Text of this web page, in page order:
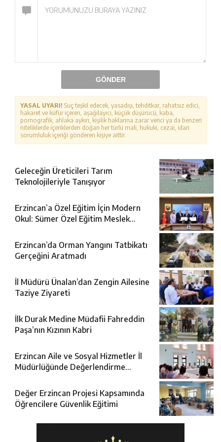
GÖNDER
YASAL UYARI! Suç teşkil edecek, yasadışı, tehditkar, rahatsız edici,
hakaret ve küfür içeren, aşağılayıcı, küçük düşürücü, kaba,
pornografik, ahlaka aykırı, kişilik haklarına zarar verici ya da benzeri
niteliklerde içeriklerden doğan her türlü mali, hukuki, cezai, idari
sorumluluk içeriği gönderen kişiye aittir.
Geleceğin Üreticileri Tarım
Teknolojileriyle Tanışıyor
Erzincan’a Özel Eğitim İçin Modern
Okul: Sümer Özel Eğitim Meslek
Erzincan’da Orman Yangını Tatbikatı
Gerçeğini Aratmadı
İl Müdürü Ünalan’dan Zengin Ailesine
Taziye Ziyareti
İlk Durak Medine Müdafii Fahreddin
Paşa’nın Kızının Kabri
Erzincan Aile ve Sosyal Hizmetler İl
Müdürlüğünde Değerlendirme
Değer Erzincan Projesi Kapsamında
Öğrencilere Güvenlik Eğitimi